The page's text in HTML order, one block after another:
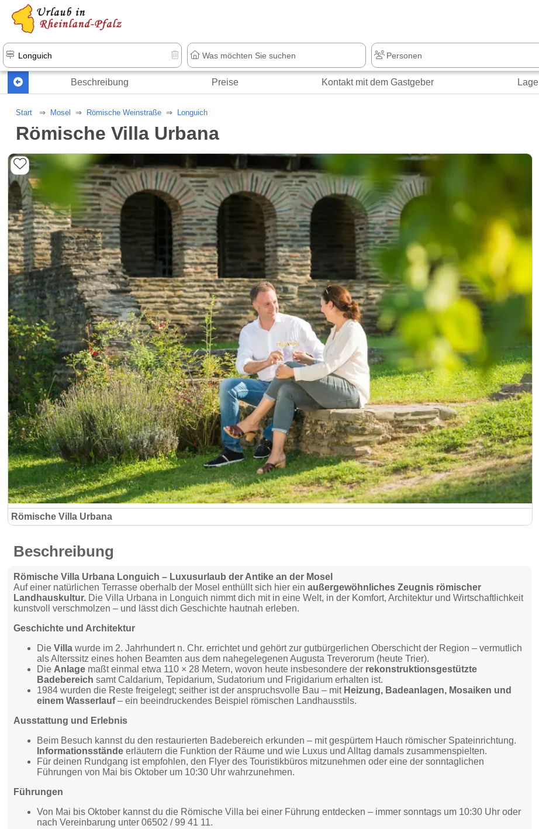
Beschreibung Preise Kontakt mit dem Gastgeber Lage
Start Mosel Römische Weinstraße Longuich
Römische Villa Urbana
Römische Villa Urbana
Beschreibung
Römische Villa Urbana Longuich – Luxusurlaub der Antike an der Mosel
Auf einer natürlichen Terrasse oberhalb der Mosel enthüllt sich hier einaußergewöhnliches Zeugnis römischer
Landhauskultur. Die Villa Urbana in Longuich nimmt dich mit in eine Welt, in der Komfort, Architektur und Wirtschaftlichkeit
kunstvoll verschmolzen – und lässt dich Geschichte hautnah erleben.
Geschichte und Architektur
DieVilla wurde im 2. Jahrhundert n. Chr. errichtet und gehört zur gutbürgerlichen Oberschicht der Region – vermutlich
als Alterssitz eines hohen Beamten aus dem nahegelegenen Augusta Treverorum (heute Trier).
Die Anlage maßt einmal etwa 110 × 28 Metern, wovon heute insbesondere der rekonstruktionsgestützte
Badebereich samt Caldarium, Tepidarium, Sudatorium und Frigidarium erhalten ist.
1984 wurden die Reste freigelegt; seither ist der anspruchsvolle Bau – mitHeizung, Badeanlagen, Mosaiken und
einem Wasserlauf– ein beeindruckendes Beispiel römischen Landhausstils.
Ausstattung und Erlebnis
Beim Besuch kannst du den restaurierten Badebereich erkunden – mit gespürtem Hauch römischer Spateinrichtung.
Informationsstände erläutern die Funktion der Räume und wie Luxus und Alltag damals zusammenspielten.
Für deinen Rundgang ist empfohlen, den Flyer des Touristik­büros mitzunehmen oder eine der sonntaglichen
Führungen von Mai bis Oktober um 10:30 Uhr wahrzunehmen.
Führungen
Von Mai bis Oktober kannst du die Römische Villa bei einer Führung entdecken – immer sonntags um 10:30 Uhr oder
nach Vereinbarung unter 06502 / 99 41 11.